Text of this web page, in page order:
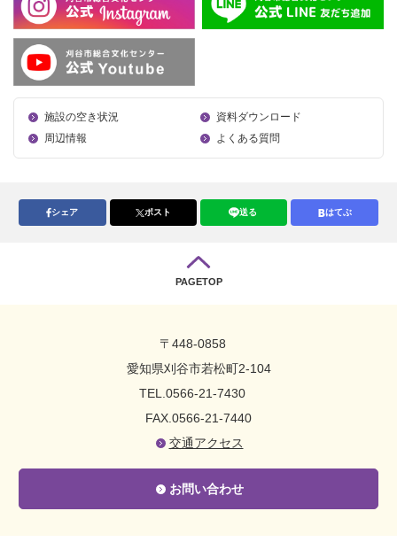
施設の空き状況
資料ダウンロード
周辺情報
よくある質問
シェア ポスト 送る はてぶ
PAGETOP
〒448-0858
愛知県刈谷市若松町2-104
TEL.0566-21-7430
FAX.0566-21-7440
交通アクセス
お問い合わせ